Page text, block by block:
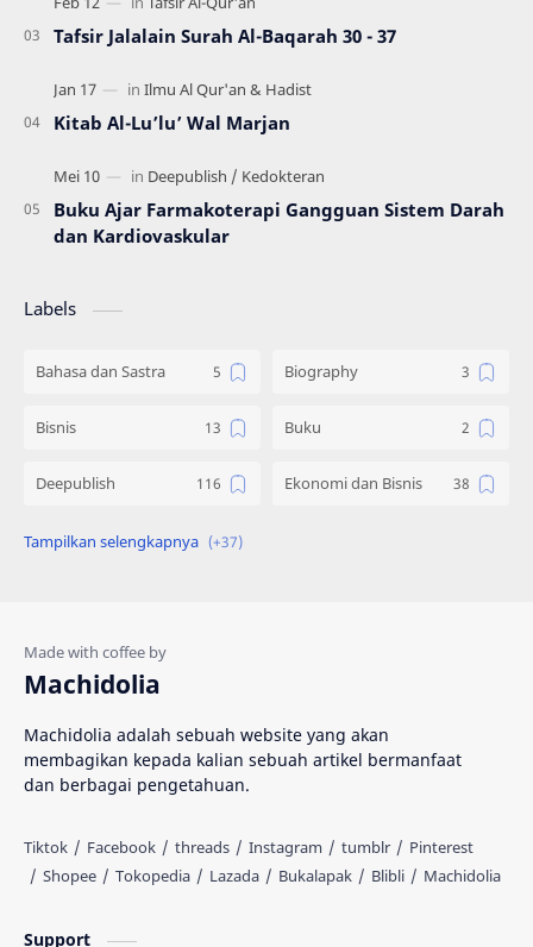
Tafsir Jalalain Surah Al-Baqarah 30 - 37
Kitab Al-Lu’lu’ Wal Marjan
Buku Ajar Farmakoterapi Gangguan Sistem Darah
dan Kardiovaskular
Labels
Bahasa dan Sastra Biography
Bisnis Buku
Deepublish Ekonomi dan Bisnis
Engineering
Islam Katalog
Knowledge Komik
Machidolia
Machidolia adalah sebuah website yang akan
membagikan kepada kalian sebuah artikel bermanfaat
dan berbagai pengetahuan.
Support